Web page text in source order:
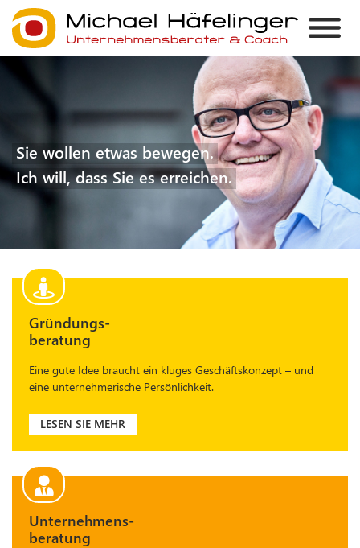
Sie wollen etwas bewegen.
Ich will, dass Sie es erreichen.
Gründungs-
beratung
Eine gute Idee braucht ein kluges Geschäftskonzept – und
eine unternehmerische Persönlichkeit.
LESEN SIE MEHR
Unternehmens-
beratung